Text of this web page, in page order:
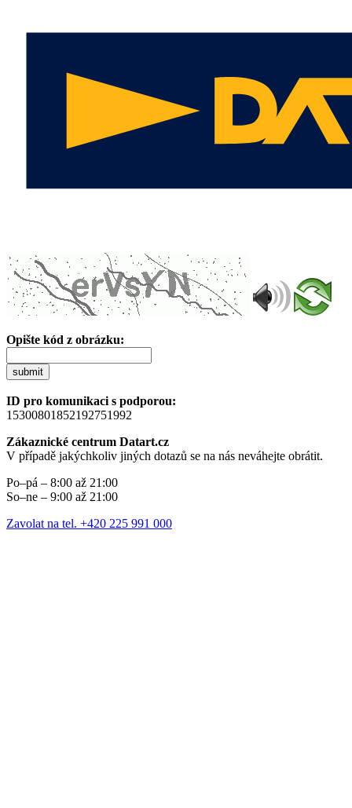
Opište kód z obrázku:
submit
ID pro komunikaci s podporou:
15300801852192751992
Zákaznické centrum Datart.cz
V případě jakýchkoliv jiných dotazů se na nás neváhejte obrátit.
Po–pá – 8:00 až 21:00
So–ne – 9:00 až 21:00
Zavolat na tel. +420 225 991 000